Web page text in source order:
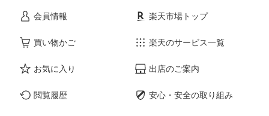
会員情報
買い物かご
お気に入り
閲覧履歴
楽天市場トップ
楽天のサービス一覧
出店のご案内
安心・安全の取り組み